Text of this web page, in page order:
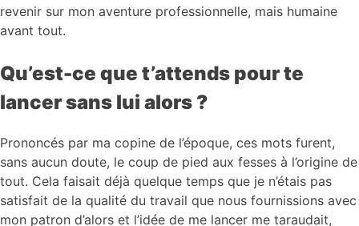
revenir sur mon aventure professionnelle, mais humaine
avant tout.
Qu’est-ce que t’attends pour te
lancer sans lui alors ?
Prononcés par ma copine de l’époque, ces mots furent,
sans aucun doute, le coup de pied aux fesses à l’origine de
tout. Cela faisait déjà quelque temps que je n’étais pas
satisfait de la qualité du travail que nous fournissions avec
mon patron d’alors et l’idée de me lancer me taraudait,